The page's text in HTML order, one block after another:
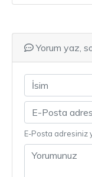
Yorum yaz,
E-Posta adresiniz